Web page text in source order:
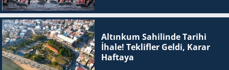
Altınkum Sahilinde Tarihi
İhale! Teklifler Geldi, Karar
Haftaya